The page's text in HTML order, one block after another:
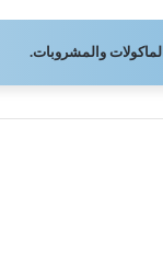
الماكولات والمشروبات.